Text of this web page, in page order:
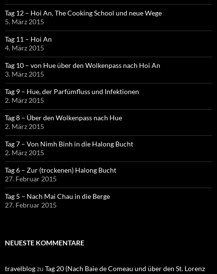
Tag 12 – Hoi An, The Cooking School und neue Wege
5. März 2015
Tag 11 – Hoi An
4. März 2015
Tag 10 – von Hue über den Wolkenpass nach Hoi An
3. März 2015
Tag 9 – Hue, der Parfümfluss und Infektionen
2. März 2015
Tag 8 – Über den Wolkenpass nach Hue
2. März 2015
Tag 7 – Von Nimh Binh in die Halong Bucht
2. März 2015
Tag 6 – Zur (trockenen) Halong Bucht
27. Februar 2015
Tag 5 – Nach Mai Chau in die Berge
27. Februar 2015
NEUESTE KOMMENTARE
travelblogzu Tag 20 (Nach Baie de Comeau und über den St. Lorenz